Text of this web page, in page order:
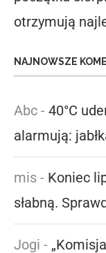
otrzymują
NAJNOWSZE
Abc - 40°C
alarmują:
mis - Koniec
słabną.
Jogi -